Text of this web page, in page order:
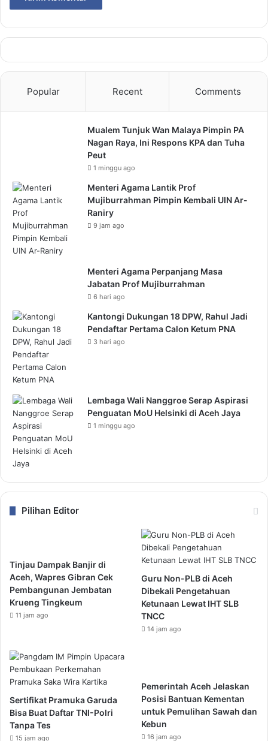
Popular Recent Comments
Mualem Tunjuk Wan Malaya Pimpin PA
Nagan Raya, Ini Respons KPA dan Tuha
Peut
1 minggu ago
Menteri Agama Lantik Prof
Mujiburrahman Pimpin Kembali UIN Ar-
Raniry
9 jam ago
Menteri Agama Perpanjang Masa
Jabatan Prof Mujiburrahman
6 hari ago
Kantongi Dukungan 18 DPW, Rahul Jadi
Pendaftar Pertama Calon Ketum PNA
3 hari ago
Lembaga Wali Nanggroe Serap Aspirasi
Penguatan MoU Helsinki di Aceh Jaya
1 minggu ago
Pilihan Editor
Tinjau Dampak Banjir di
Aceh, Wapres Gibran Cek
Pembangunan Jembatan
Krueng Tingkeum
11 jam ago
Guru Non-PLB di Aceh
Dibekali Pengetahuan
Ketunaan Lewat IHT SLB
TNCC
14 jam ago
Sertifikat Pramuka Garuda
Bisa Buat Daftar TNI-Polri
Tanpa Tes
15 jam ago
Pemerintah Aceh Jelaskan
Posisi Bantuan Kementan
untuk Pemulihan Sawah dan
Kebun
16 jam ago